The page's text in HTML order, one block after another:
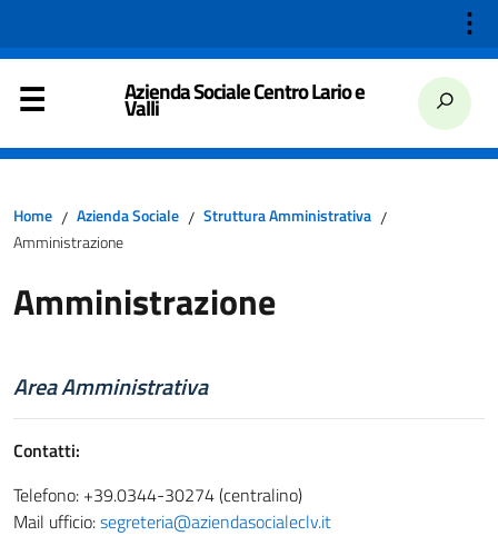
⋮
Azienda Sociale Centro Lario e
Valli
Home / Azienda Sociale / Struttura Amministrativa /
Amministrazione
Amministrazione
Area Amministrativa
Contatti:
Telefono: +39.0344-30274 (centralino)
Mail ufficio:segreteria@aziendasocialeclv.it